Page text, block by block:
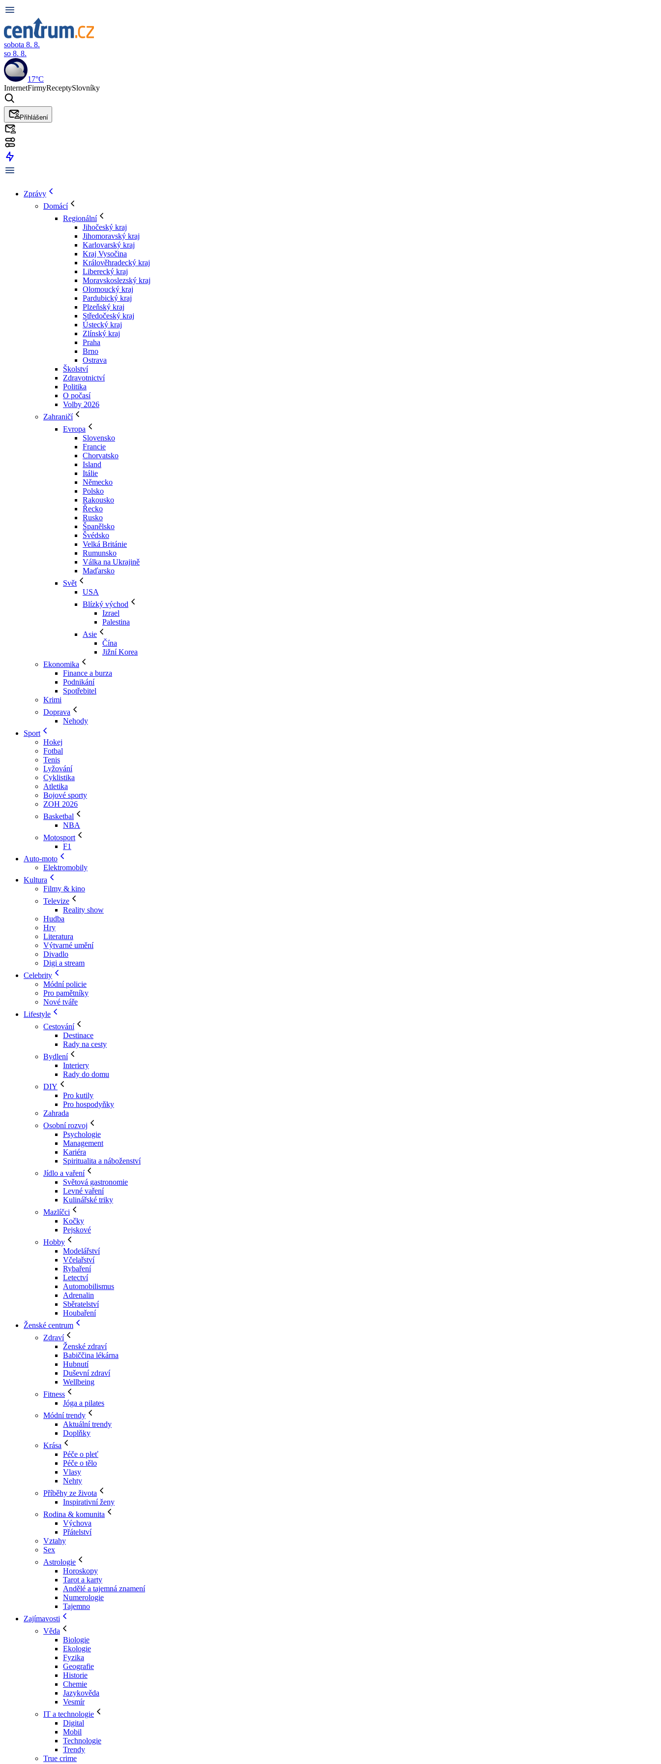
sobota 8. 8.
so 8. 8.
17°C
InternetFirmyReceptySlovníky
Přihlášení
Zprávy
Domácí
Regionální
Jihočeský kraj
Jihomoravský kraj
Karlovarský kraj
Kraj Vysočina
Králověhradecký kraj
Liberecký kraj
Moravskoslezský kraj
Olomoucký kraj
Pardubický kraj
Plzeňský kraj
Středočeský kraj
Ústecký kraj
Zlínský kraj
Praha
Brno
Ostrava
Školství
Zdravotnictví
Politika
O počasí
Volby 2026
Zahraničí
Evropa
Slovensko
Francie
Chorvatsko
Island
Itálie
Německo
Polsko
Rakousko
Řecko
Rusko
Španělsko
Švédsko
Velká Británie
Rumunsko
Válka na Ukrajině
Maďarsko
Svět
USA
Blízký východ
Izrael
Palestina
Asie
Čína
Jižní Korea
Ekonomika
Finance a burza
Podnikání
Spotřebitel
Krimi
Doprava
Nehody
Sport
Hokej
Fotbal
Tenis
Lyžování
Cyklistika
Atletika
Bojové sporty
ZOH 2026
Basketbal
NBA
Motosport
F1
Auto-moto
Elektromobily
Kultura
Filmy & kino
Televize
Reality show
Hudba
Hry
Literatura
Výtvarné umění
Divadlo
Digi a stream
Celebrity
Módní policie
Pro pamětníky
Nové tváře
Lifestyle
Cestování
Destinace
Rady na cesty
Bydlení
Interiery
Rady do domu
DIY
Pro kutily
Pro hospodyňky
Zahrada
Osobní rozvoj
Psychologie
Management
Kariéra
Spiritualita a náboženství
Jídlo a vaření
Světová gastronomie
Levné vaření
Kulinářské triky
Mazlíčci
Kočky
Pejskové
Hobby
Modelářství
Včelařství
Rybaření
Letectví
Automobilismus
Adrenalin
Sběratelství
Houbaření
Ženské centrum
Zdraví
Ženské zdraví
Babiččina lékárna
Hubnutí
Duševní zdraví
Wellbeing
Fitness
Jóga a pilates
Módní trendy
Aktuální trendy
Doplňky
Krása
Péče o pleť
Péče o tělo
Vlasy
Nehty
Příběhy ze života
Inspirativní ženy
Rodina & komunita
Výchova
Přátelství
Vztahy
Sex
Astrologie
Horoskopy
Tarot a karty
Andělé a tajemná znamení
Numerologie
Tajemno
Zajímavosti
Věda
Biologie
Ekologie
Fyzika
Geografie
Historie
Chemie
Jazykověda
Vesmír
IT a technologie
Digital
Mobil
Technologie
Trendy
True crime